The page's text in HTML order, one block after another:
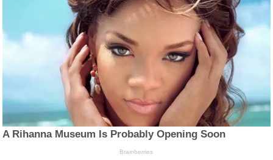
A Rihanna Museum Is Probably Opening Soon
Brainberries